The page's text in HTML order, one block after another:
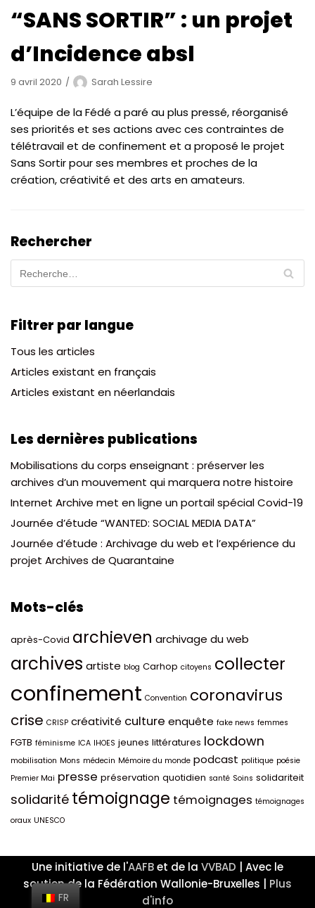
“SANS SORTIR” : un projet
d’Incidence absl
9 avril 2020 Sarah Lessire
L’équipe de la Fédé a paré au plus pressé, réorganisé
ses priorités et ses actions avec ces contraintes de
télétravail et de confinement et a proposé le projet
Sans Sortir pour ses membres et proches de la
création, créativité et des arts en amateurs.
Rechercher
Filtrer par langue
Tous les articles
Articles existant en français
Articles existant en néerlandais
Les dernières publications
Mobilisations du corps enseignant : préserver les
archives d’un mouvement qui marquera notre histoire
Internet Archive met en ligne un portail spécial Covid-19
Journée d’étude “WANTED: SOCIAL MEDIA DATA”
Journée d’étude : Archivage du web et l’expérience du
projet Archives de Quarantaine
Mots-clés
après-Covid archieven archivage du web
archives artiste blog Carhop citoyens collecter
confinement Convention coronavirus
crise CRISP créativité culture enquête fake news femmes
FGTB féminisme ICA IHOES jeunes littératures lockdown
mobilisation Mons médecin Mémoire du monde podcast politique poésie
Premier Mai presse préservation quotidien santé Soins solidariteit
solidarité témoignage témoignages témoignages
oraux UNESCO
Une initiative de l'AAFBet de la VVBAD | Avec le
soutien de la Fédération Wallonie-Bruxelles | Plus
d'info
FR